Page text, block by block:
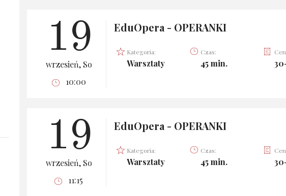
19
wrzesień, So
10:00
EduOpera - OPERANKI
Kategoria:
Warsztaty
Czas:
45 min.
19
wrzesień, So
11:15
EduOpera - OPERANKI
Kategoria:
Warsztaty
Czas:
45 min.